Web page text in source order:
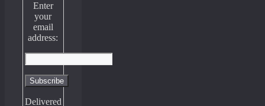
Enter
your
email
address:
Delivered